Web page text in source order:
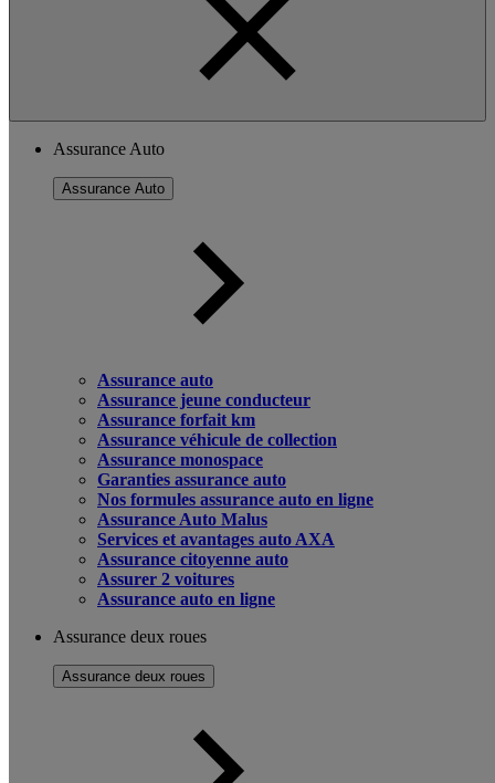
Assurance Auto
Assurance Auto
Assurance auto
Assurance jeune conducteur
Assurance forfait km
Assurance véhicule de collection
Assurance monospace
Garanties assurance auto
Nos formules assurance auto en ligne
Assurance Auto Malus
Services et avantages auto AXA
Assurance citoyenne auto
Assurer 2 voitures
Assurance auto en ligne
Assurance deux roues
Assurance deux roues